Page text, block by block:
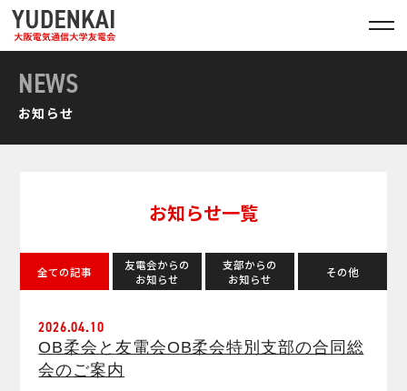
NEWS
お知らせ
お知らせ一覧
全ての記事
友電会からの
お知らせ
支部からの
お知らせ
その他
2026.04.10
OB柔会と友電会OB柔会特別支部の合同総
会のご案内